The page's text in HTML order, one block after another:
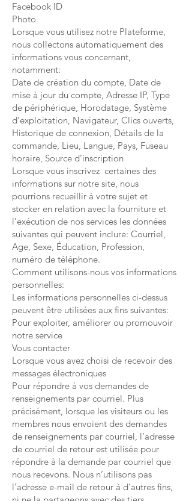
Facebook ID
Photo
Lorsque vous utilisez notre Plateforme,
nous collectons automatiquement des
informations vous concernant,
notamment:
Date de création du compte, Date de
mise à jour du compte, Adresse IP, Type
de périphérique, Horodatage, Système
d’exploitation, Navigateur, Clics ouverts,
Historique de connexion, Détails de la
commande, Lieu, Langue, Pays, Fuseau
horaire, Source d’inscription
Lorsque vous inscrivez certaines des
informations sur notre site, nous
pourrions recueillir à votre sujet et
stocker en relation avec la fourniture et
l’exécution de nos services les données
suivantes qui peuvent inclure: Courriel,
Age, Sexe, Éducation, Profession,
numéro de téléphone.
Comment utilisons-nous vos informations
personnelles:
Les informations personnelles ci-dessus
peuvent être utilisées aux fins suivantes:
Pour exploiter, améliorer ou promouvoir
notre service
Vous contacter
Lorsque vous avez choisi de recevoir des
messages électroniques
Pour répondre à vos demandes de
renseignements par courriel. Plus
précisément, lorsque les visiteurs ou les
membres nous envoient des demandes
de renseignements par courriel, l’adresse
de courriel de retour est utilisée pour
répondre à la demande par courriel que
nous recevons. Nous n’utilisons pas
l’adresse e-mail de retour à d’autres fins,